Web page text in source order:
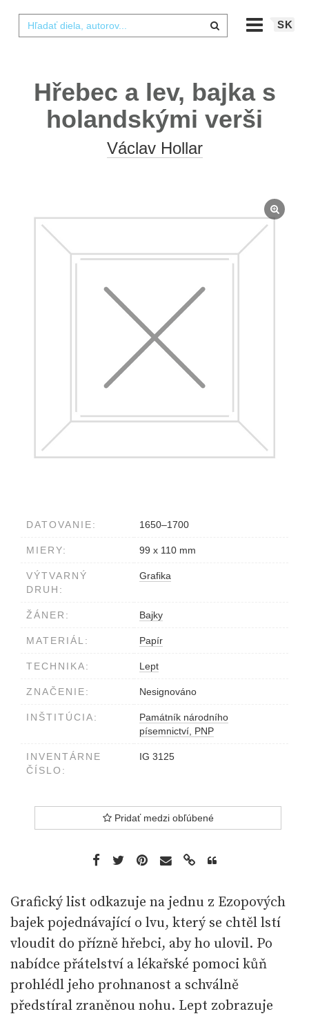
SK
Hřebec a lev, bajka s
holandskými verši
Václav Hollar
DATOVANIE: 1650–1700
MIERY: 99 x 110 mm
VÝTVARNÝ
DRUH:
Grafika
ŽÁNER: Bajky
MATERIÁL: Papír
TECHNIKA: Lept
ZNAČENIE: Nesignováno
INŠTITÚCIA:
Památník národního
písemnictví, PNP
INVENTÁRNE
ČÍSLO:
IG 3125
Pridať medzi obľúbené
Grafický list odkazuje na jednu z Ezopových
bajek pojednávající o lvu, který se chtěl lstí
vloudit do přízně hřebci, aby ho ulovil. Po
nabídce přátelství a lékařské pomoci kůň
prohlédl jeho prohnanost a schválně
předstíral zraněnou nohu. Lept zobrazuje